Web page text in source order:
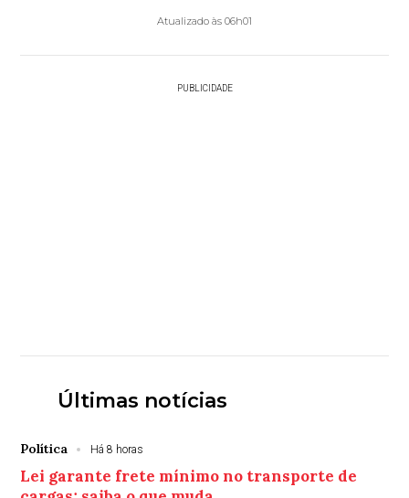
Atualizado às 06h01
PUBLICIDADE
Últimas notícias
Política Há 8 horas
Lei garante frete mínimo no transporte de